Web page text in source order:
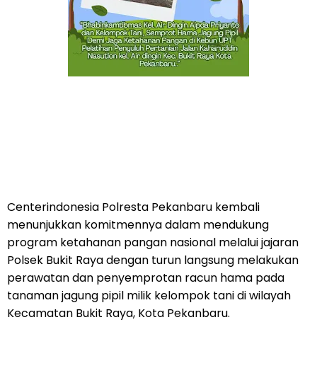
Centerindonesia Polresta Pekanbaru kembali
menunjukkan komitmennya dalam mendukung
program ketahanan pangan nasional melalui jajaran
Polsek Bukit Raya dengan turun langsung melakukan
perawatan dan penyemprotan racun hama pada
tanaman jagung pipil milik kelompok tani di wilayah
Kecamatan Bukit Raya, Kota Pekanbaru.